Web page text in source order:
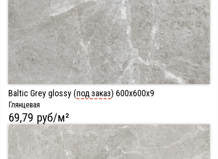
Baltic Grey glossy (под заказ) 600х600х9
Глянцевая
69,79 руб/м²